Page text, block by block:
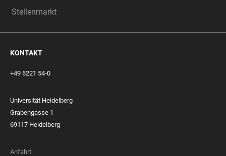
Stellenmarkt
KONTAKT
+49 6221 54-0
Universität Heidelberg
Grabengasse 1
69117 Heidelberg
Anfahrt